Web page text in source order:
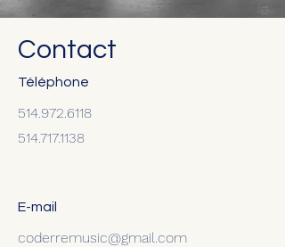
Contact
Téléphone
514.972.6118
514.717.1138
E-mail
coderremusic@gmail.com